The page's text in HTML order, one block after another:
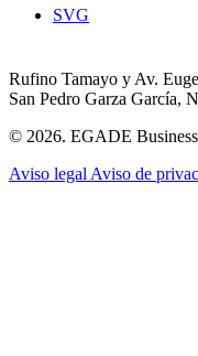
SVG
Rufino Tamayo y Av.
San Pedro Garza García,
© 2026. EGADE Business
Aviso legal Aviso de